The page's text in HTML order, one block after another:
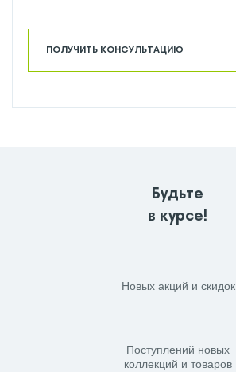
ПОЛУЧИТЬ КОНСУЛЬТАЦИЮ
Будьте
в курсе!
Новых акций и скидок
Поступлений новых
коллекций и товаров